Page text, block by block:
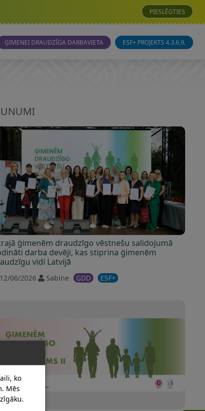
PIESLĒGTIES
ĢIMENEI DRAUDZĪGA DARBAVIETA ESF+ PROJEKTS 4.3.6.9.
ģimenēm draudzīgo vēstnešu salidojumā
darba devēji, kas stiprina ģimenēm
vidi Latvijā
12/06/2026 Sabine ĢDD ESF+
ko
Mēs